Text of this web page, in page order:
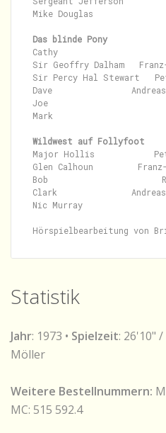
Mike Douglas
Das blinde Pony
Cathy
Sir Geoffry Dalham
Sir Percy Hal Stewart
Dave                Andreas
Joe
Mark
Wildwest auf Follyfoot
Major Hollis
Glen Calhoun
Bob
Clark               Andreas
Nic Murray
Statistik
Jahr: 1973 • Spielzeit: 26'10" /
Möller
Weitere Bestellnummern:
MC: 515 592.4